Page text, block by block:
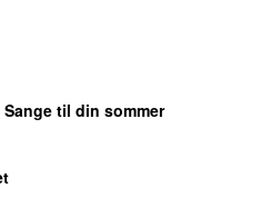
Sange til din sommer